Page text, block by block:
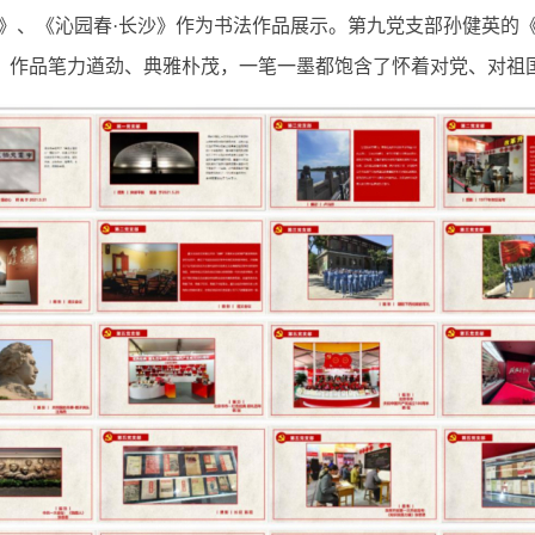
、《沁园春·长沙》作为书法作品展示。第九党支部孙健英
品笔力遒劲、典雅朴茂，一笔一墨都饱含了怀着对党、对祖